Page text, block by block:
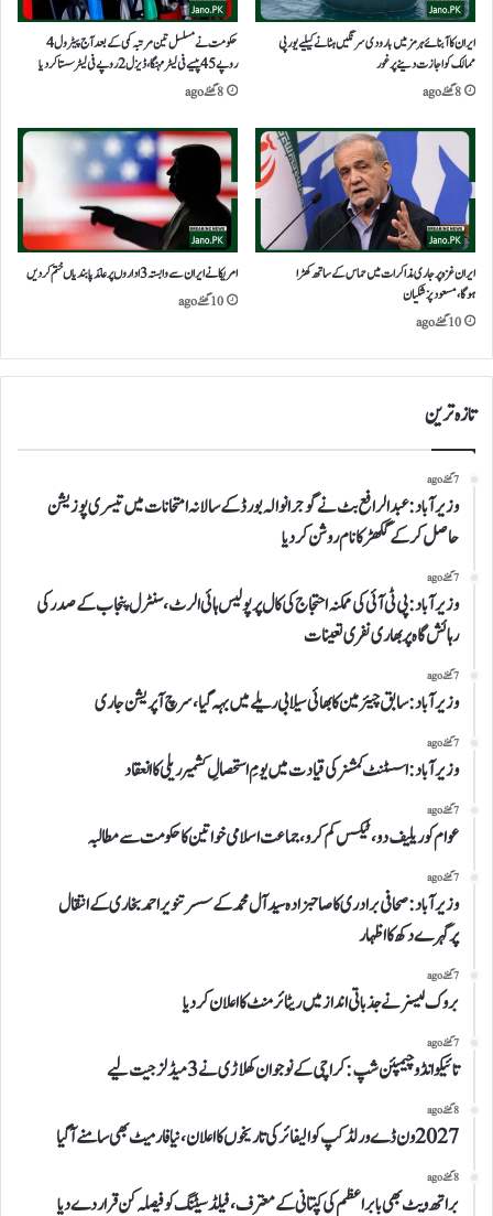
ایران کا آبنائے ہرمز میں بارودی سرنگیں ہٹانے کیلیے یورپی
ممالک کو اجازت دینے پر غور
8 گھنٹے ago
حکومت نے مسلسل تین مرتبہ کمی کے بعد آج پیٹرول 4
روپے 45 پیسے فی لیٹرمہنگا،ڈیزل2روپے فی لیٹرسستاکردیا
8 گھنٹے ago
ایران غزہ پر جاری مذاکرات میں حماس کے ساتھ کھڑا
ہوگا،مسعود پزشکیان
10 گھنٹے ago
امریکا نے ایران سے وابستہ 3 اداروں پر عائد پابندیاں ختم کر دیں
10 گھنٹے ago
تازہ ترین
7 گھنٹے ago
وزیر آباد:عبدالرافع بٹ نے گوجرانوالہ بورڈ کے سالانہ امتحانات میں تیسری پوزیشن
حاصل کر کے گکھڑ کا نام روشن کر دیا
7 گھنٹے ago
وزیرآباد:پی ٹی آئی کی ممکنہ احتجاج کی کال پر پولیس ہائی الرٹ،سنٹرل پنجاب کے صدر کی
رہائش گاہ پر بھاری نفری تعینات
7 گھنٹے ago
وزیرآباد: سابق چیئرمین کابھائی سیلابی ریلے میں بہہ گیا، سرچ آپریشن جاری
7 گھنٹے ago
وزیرآباد:اسسٹنٹ کمشنر کی قیادت میں یومِ استحصالِ کشمیر ریلی کا انعقاد
7 گھنٹے ago
عوام کو ریلیف دو، ٹیکس کم کرو،جماعت اسلامی خواتین کا حکومت سے مطالبہ
7 گھنٹے ago
وزیرآباد:صحافی برادری کا صاحبزادہ سید آل محمد کے سسر تنویر احمد بخاری کے انتقال
پرگہرے دکھ کا اظہار
7 گھنٹے ago
بروک لیسنر نے جذباتی انداز میں ریٹائرمنٹ کا اعلان کردیا
7 گھنٹے ago
تائیکوانڈو چیمپئن شپ: کراچی کے نوجوان کھلاڑی نے 3 میڈلز جیت لیے
8 گھنٹے ago
2027 ون ڈے ورلڈکپ کوالیفائر کی تاریخوں کا اعلان، نیا فارمیٹ بھی سامنے آگیا
8 گھنٹے ago
براتھ ویٹ بھی بابر اعظم کی کپتانی کے معترف، فیلڈ سیٹنگ کو فیصلہ کن قرار دے دیا